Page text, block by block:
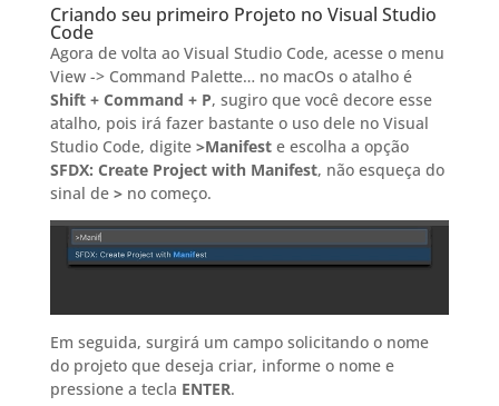
Criando seu primeiro Projeto no Visual Studio
Code
Agora de volta ao Visual Studio Code, acesse o menu
View -> Command Palette… no macOs o atalho é
Shift + Command + P, sugiro que você decore esse
atalho, pois irá fazer bastante o uso dele no Visual
Studio Code, digite >Manifeste escolha a opção
SFDX: Create Project with Manifest, não esqueça do
sinal de >no começo.
Em seguida, surgirá um campo solicitando o nome
do projeto que deseja criar, informe o nome e
pressione a tecla ENTER.